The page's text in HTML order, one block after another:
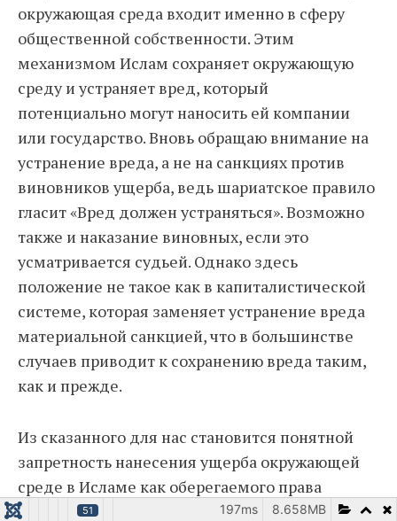
окружающая среда входит именно в сферу
общественной собственности. Этим
механизмом Ислам сохраняет окружающую
среду и устраняет вред, который
потенциально могут наносить ей компании
или государство. Вновь обращаю внимание на
устранение вреда, а не на санкциях против
виновников ущерба, ведь шариатское правило
гласит «Вред должен устраняться». Возможно
также и наказание виновных, если это
усматривается судьей. Однако здесь
положение не такое как в капиталистической
системе, которая заменяет устранение вреда
материальной санкцией, что в большинстве
случаев приводит к сохранению вреда таким,
как и прежде.
Из сказанного для нас становится понятной
запретность нанесения ущерба окружающей
среде в Исламе как оберегаемого права
мусульман, и в случае факта возникновения
51 8.658MB
197ms